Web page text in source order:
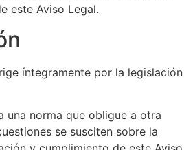
este Aviso Legal.
íntegramente por la legislación
una norma que obligue a otra
se susciten sobre la